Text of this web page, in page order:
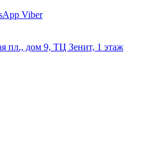
Viber
пл., дом 9, ТЦ Зенит, 1 этаж